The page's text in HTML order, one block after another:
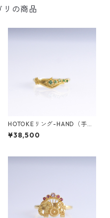
リの商品
HOTOKEリング-HAND（手）
-
¥38,500